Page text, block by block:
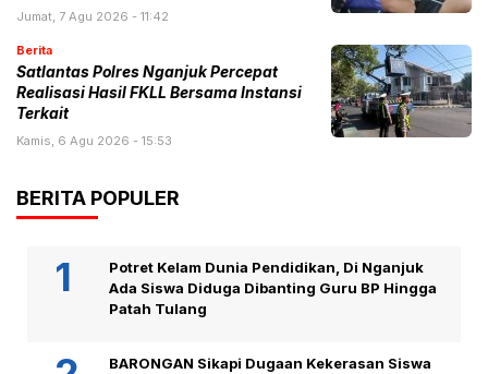
Jumat, 7 Agu 2026 - 11:42
Berita
Satlantas Polres Nganjuk Percepat
Realisasi Hasil FKLL Bersama Instansi
Terkait
Kamis, 6 Agu 2026 - 15:53
BERITA POPULER
Potret Kelam Dunia Pendidikan, Di Nganjuk
Ada Siswa Diduga Dibanting Guru BP Hingga
Patah Tulang
BARONGAN Sikapi Dugaan Kekerasan Siswa